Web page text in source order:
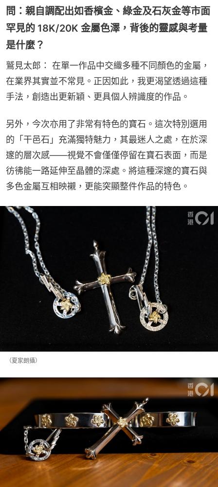
問：親自調配出如香檳金、綠金及石灰金等市面
罕見的 18K/20K 金屬色澤，背後的靈感與考量
是什麼？
鷲見太郎： 在單一作品中交織多種不同顏色的金屬，
在業界其實並不常見。正因如此，我更渴望透過這種
手法，創造出更新穎、更具個人辨識度的作品。
另外，今次亦用了非常有特色的寶石。這次特別選用
的「干邑石」充滿獨特魅力，其最迷人之處，在於深
邃的層次感——視覺不會僅僅停留在寶石表面，而是
彷彿能一路延伸至晶體的深處。將這種深邃的寶石與
多色金屬互相映襯，更能突顯整件作品的特色。
（夏家朗攝）